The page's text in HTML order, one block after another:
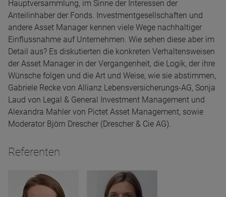
Hauptversammlung, im Sinne der Interessen der
Anteilinhaber der Fonds. Investmentgesellschaften und
andere Asset Manager kennen viele Wege nachhaltiger
Einflussnahme auf Unternehmen. Wie sehen diese aber im
Detail aus? Es diskutierten die konkreten Verhaltensweisen
der Asset Manager in der Vergangenheit, die Logik, der ihre
Wünsche folgen und die Art und Weise, wie sie abstimmen,
Gabriele Recke von Allianz Lebensversicherungs-AG, Sonja
Laud von Legal & General Investment Management und
Alexandra Mahler von Pictet Asset Management, sowie
Moderator Björn Drescher (Drescher & Cie AG).
Referenten